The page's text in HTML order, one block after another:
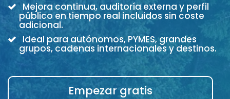
Mejora continua, auditoría externa y perfil
público en tiempo real incluidos sin coste
adicional.
Ideal para autónomos, PYMES, grandes
grupos, cadenas internacionales y destinos.
Empezar gratis